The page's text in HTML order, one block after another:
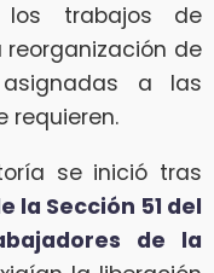
los trabajos de
de
a las
requieren.
se inició tras
la Sección 51 del
de la